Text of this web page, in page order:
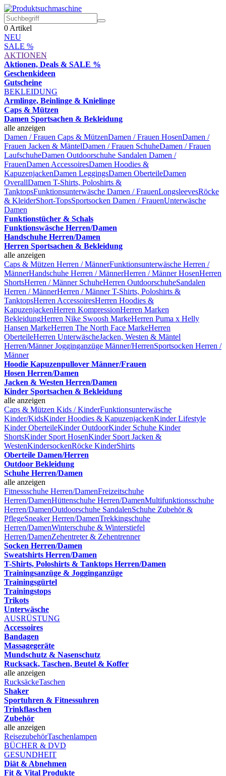
0 Artikel
NEU
SALE %
AKTIONEN
Aktionen, Deals & SALE %
Geschenkideen
Gutscheine
BEKLEIDUNG
Armlinge, Beinlinge & Knielinge
Caps & Mützen
Damen Sportsachen & Bekleidung
alle anzeigen
Damen / Frauen Caps & MützenDamen / Frauen HosenDamen /
Frauen Jacken & MäntelDamen / Frauen SchuheDamen / Frauen
LaufschuheDamen Outdoorschuhe Sandalen Damen /
FrauenDamen AccessoiresDamen Hoodies &
KapuzenjackenDamen LeggingsDamen OberteileDamen
OverallDamen T-Shirts, Poloshirts &
TanktopsFunktionsunterwäsche Damen / FrauenLongsleevesRöcke
& KleiderShort-TopsSportsocken Damen / FrauenUnterwäsche
Damen
Funktionstücher & Schals
Funktionswäsche Herren/Damen
Handschuhe Herren/Damen
Herren Sportsachen & Bekleidung
alle anzeigen
Caps & Mützen Herren / MännerFunktionsunterwäsche Herren /
MännerHandschuhe Herren / MännerHerren / Männer HosenHerren
ShortsHerren / Männer SchuheHerren OutdoorschuheSandalen
Herren / MännerHerren / Männer T-Shirts, Poloshirts &
TanktopsHerren AccessoiresHerren Hoodies &
KapuzenjackenHerren KompressionHerren Marken
BekleidungHerren Nike Swoosh MarkeHerren Puma x Helly
Hansen MarkeHerren The North Face MarkeHerren
OberteileHerren UnterwäscheJacken, Westen & Mäntel
Herren/MännerJogginganzüge Männer/HerrenSportsocken Herren /
Männer
Hoodie Kapuzenpullover Männer/Frauen
Hosen Herren/Damen
Jacken & Westen Herren/Damen
Kinder Sportsachen & Bekleidung
alle anzeigen
Caps & Mützen Kids / KinderFunktionsunterwäsche
Kinder/KidsKinder Hoodies & KapuzenjackenKinder Lifestyle
Kinder OberteileKinder OutdoorKinder Schuhe Kinder
ShortsKinder Sport HosenKinder Sport Jacken &
WestenKindersockenRöcke KinderShirts
Oberteile Damen/Herren
Outdoor Bekleidung
Schuhe Herren/Damen
alle anzeigen
Fitnessschuhe Herren/DamenFreizeitschuhe
Herren/DamenHüttenschuhe Herren/DamenMultifunktionsschuhe
Herren/DamenOutdoorschuhe SandalenSchuhe Zubehör &
PflegeSneaker Herren/DamenTrekkingschuhe
Herren/DamenWinterschuhe & Winterstiefel
Herren/DamenZehentreter & Zehentrenner
Socken Herren/Damen
Sweatshirts Herren/Damen
T-Shirts, Poloshirts & Tanktops Herren/Damen
Trainingsanzüge & Jogginganzüge
Trainingsgürtel
Trainingstops
Trikots
Unterwäsche
AUSRÜSTUNG
Accessoires
Bandagen
Massagegeräte
Mundschutz & Nasenschutz
Rucksack, Taschen, Beutel & Koffer
alle anzeigen
RucksäckeTaschen
Shaker
Sportuhren & Fitnessuhren
Trinkflaschen
Zubehör
alle anzeigen
ReisezubehörTaschenlampen
BÜCHER & DVD
GESUNDHEIT
Diät & Abnehmen
Fit & Vital Produkte